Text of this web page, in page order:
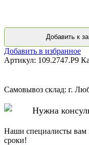
Добавить к
Добавить в избранное
Артикул: 109.2747.P9
Самовывоз склад: г.
Нужна
Наши специалисты вам
сроки!